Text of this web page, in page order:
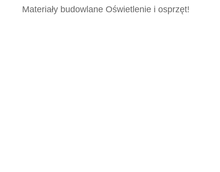
Materiały budowlane Oświetlenie i osprzęt!